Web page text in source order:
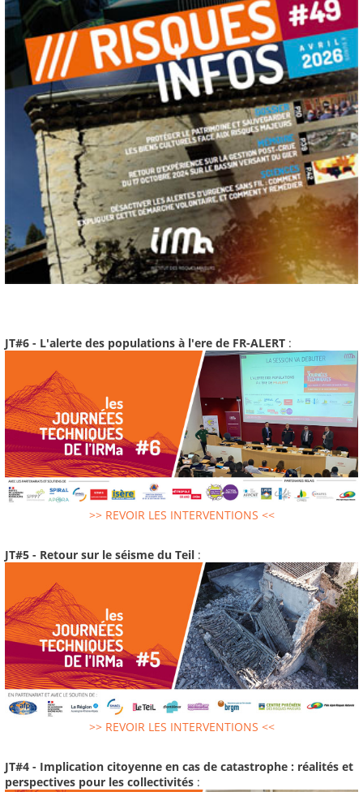
JT#6 - L'alerte des populations à l'ere de FR-ALERT :
>> REVOIR LES INTERVENTIONS <<
JT#5 - Retour sur le séisme du Teil :
>> REVOIR LES INTERVENTIONS <<
JT#4 - Implication citoyenne en cas de catastrophe : réalités et
perspectives pour les collectivités :